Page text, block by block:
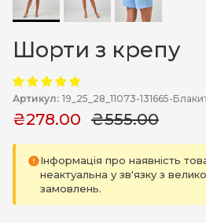
Шорти з крепу
Артикул: 19_25_28_11073-131665-
₴278.00 ₴555.00
Інформація про наявність
неактуальна у зв'язку з
замовлень.